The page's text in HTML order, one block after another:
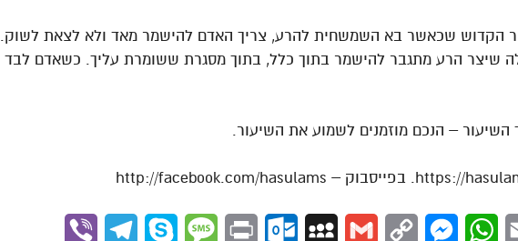
הקדוש שכאשר בא השמשחית להרע, צריך האדם להישמר מאד ולא לצאת לשוק.
שיצר הרע מתגבר להישמר בתוך כלל, בתוך מסגרת ששומרת עליך. כשאדם לבד
– הנכם מוזמנים לשמוע את השיעור.
Email
WhatsApp
Messenger
Copy
Gmail
MySpace
Outlook.com
Print
Message
Skype
Telegram